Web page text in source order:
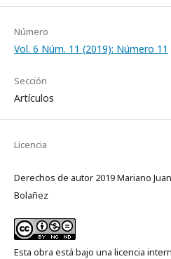
Número
Vol. 6 Núm. 11 (2019): Número 11
Sección
Artículos
Licencia
Derechos de autor 2019 Mariano
Bolañez
Esta obra está bajo una licencia